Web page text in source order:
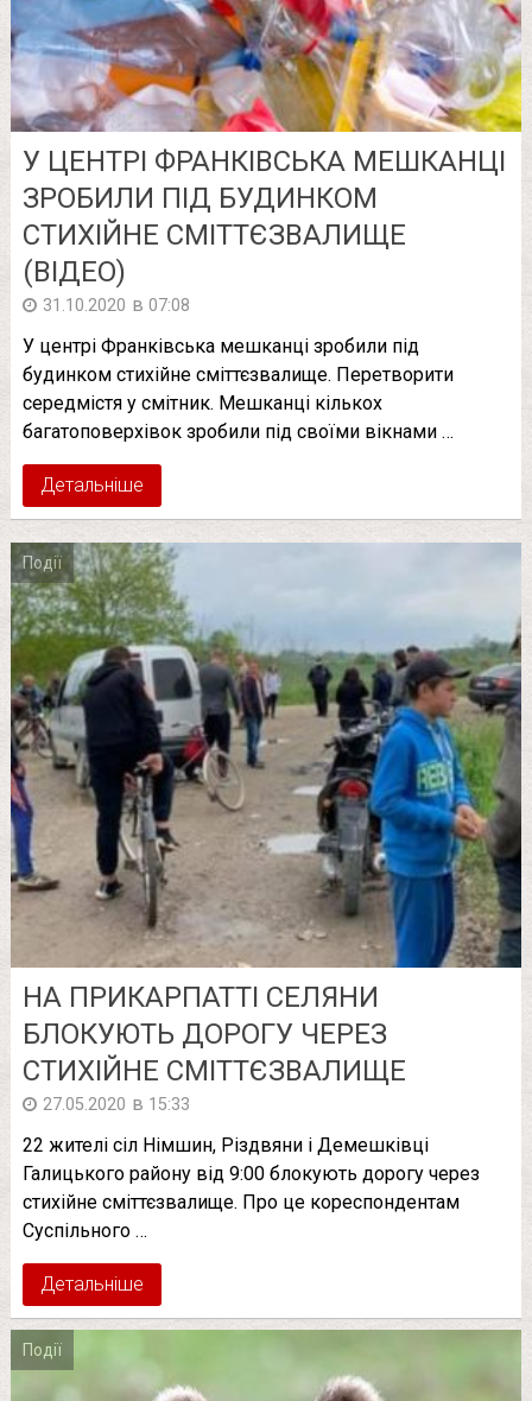
У ЦЕНТРІ ФРАНКІВСЬКА МЕШКАНЦІ
ЗРОБИЛИ ПІД БУДИНКОМ
СТИХІЙНЕ СМІТТЄЗВАЛИЩЕ
(ВІДЕО)
31.10.2020 в 07:08
У центрі Франківська мешканці зробили під
будинком стихійне сміттєзвалище. Перетворити
середмістя у смітник. Мешканці кількох
багатоповерхівок зробили під своїми вікнами …
Детальніше
Події
НА ПРИКАРПАТТІ СЕЛЯНИ
БЛОКУЮТЬ ДОРОГУ ЧЕРЕЗ
СТИХІЙНЕ СМІТТЄЗВАЛИЩЕ
27.05.2020 в 15:33
22 жителі сіл Німшин, Різдвяни і Демешківці
Галицького району від 9:00 блокують дорогу через
стихійне сміттєзвалище. Про це кореспондентам
Суспільного …
Детальніше
Події